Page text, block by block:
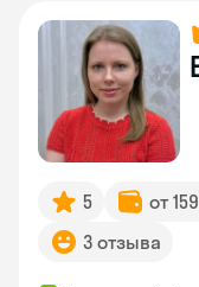
5 от
3 отзыва